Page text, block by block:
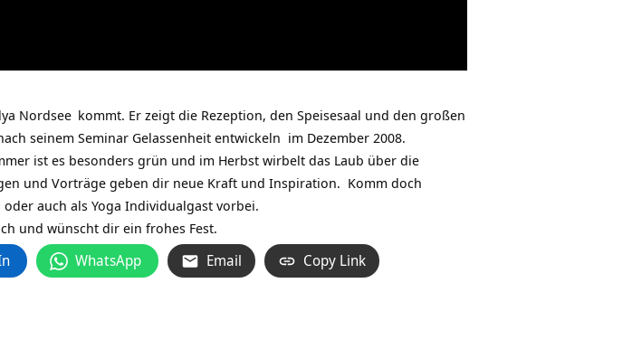
Nordsee kommt. Er zeigt die Rezeption, den Speisesaal und den großen
seinem Seminar Gelassenheit entwickeln im Dezember 2008.
ist es besonders grün und im Herbst wirbelt das Laub über die
und Vorträge geben dir neue Kraft und Inspiration. Komm doch
auch als Yoga Individualgast vorbei.
und wünscht dir ein frohes Fest.
WhatsApp Email Copy Link